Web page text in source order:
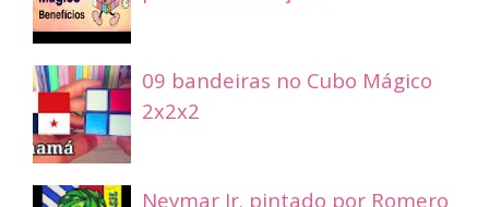
09 bandeiras no Cubo Mágico
2x2x2
Neymar Jr. pintado por Romero